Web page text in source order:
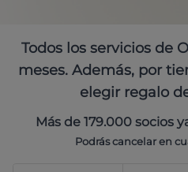
Todos los servicios de
meses. Además, por
elegir regalo
Más de 179.000 socios
Podrás cancelar en